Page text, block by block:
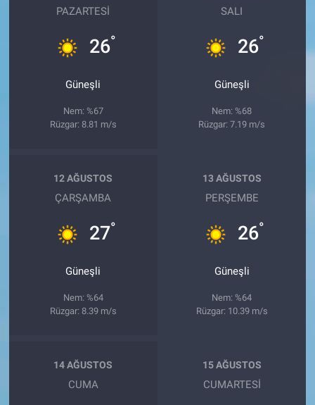
PAZARTESI
26°
Güneşli
Nem: %67
Rüzgar: 8.81 m/s
SALI
26°
Güneşli
Nem: %68
Rüzgar: 7.19 m/s
12 AĞUSTOS
ÇARŞAMBA
27°
Güneşli
Nem: %64
Rüzgar: 8.39 m/s
13 AĞUSTOS
PERŞEMBE
26°
Güneşli
Nem: %64
Rüzgar: 10.39 m/s
14 AĞUSTOS
CUMA
15 AĞUSTOS
CUMARTESI